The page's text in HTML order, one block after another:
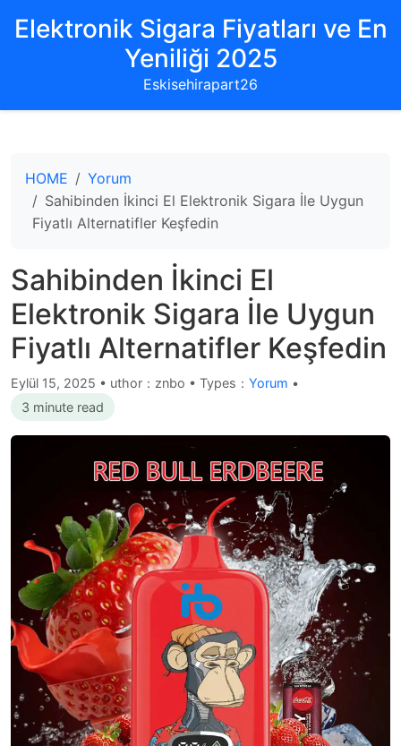
Elektronik Sigara Fiyatları ve En
Yeniliği 2025
Eskisehirapart26
HOME
Yorum
Sahibinden İkinci El Elektronik Sigara İle Uygun
Fiyatlı Alternatifler Keşfedin
Sahibinden İkinci El
Elektronik Sigara İle Uygun
Fiyatlı Alternatifler Keşfedin
Eylül 15, 2025 • uthor：znbo • Types： Yorum •
3 minute read